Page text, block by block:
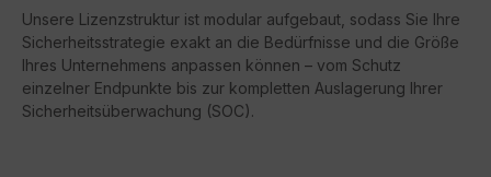
Unsere Lizenzstruktur ist modular aufgebaut, sodass Sie Ihre
Sicherheitsstrategie exakt an die Bedürfnisse und die Größe
Ihres Unternehmens anpassen können – vom Schutz
einzelner Endpunkte bis zur kompletten Auslagerung Ihrer
Sicherheitsüberwachung (SOC).